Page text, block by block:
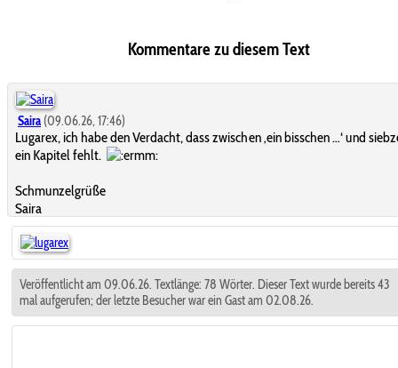
Kommentare zu diesem Text
Saira (09.06.26, 17:46)
Lugarex, ich habe den Verdacht, dass zwischen ‚ein bisschen …‘ und
ein Kapitel fehlt.
Schmunzelgrüße
Saira
Veröffentlicht am 09.06.26. Textlänge: 78 Wörter. Dieser Text wurde bereits 43
mal aufgerufen; der letzte Besucher war ein Gast am 02.08.26.